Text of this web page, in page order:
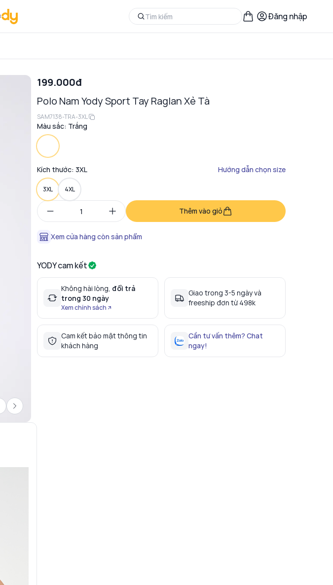
Đăng nhập
199.000đ
Polo Nam Yody Sport Tay Raglan Xẻ Tà
SAM7138-TRA-3XL
Màu sắc: Trắng
Kích thước: 3XL Hướng dẫn chọn size
3XL 4XL
Thêm vào giỏ
Xem cửa hàng còn sản phẩm
YODY cam kết
Không hài lòng, đổi trả
trong 30 ngày
Xem chính sách
Giao trong 3-5 ngày và
freeship đơn từ 498k
Cam kết bảo mật thông tin
khách hàng
Cần tư vấn thêm? Chat
ngay!